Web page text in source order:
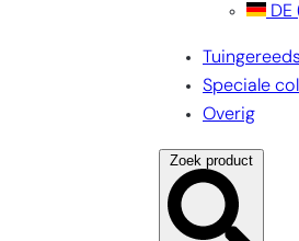
DE
Speciale
Overig
Zoek product